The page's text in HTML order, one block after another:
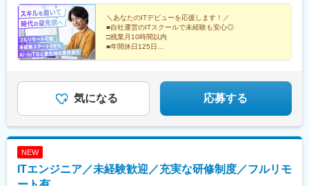
輪ゲートウェイ駅、北参道駅、春日駅(東京都)、立川駅、両国駅、
乃木坂駅、永田町駅、北品川駅、ゆめが丘駅、南太田駅、黄金町
駅、日本大通り駅、桜木町駅、三ツ沢下町駅、中津駅(地下鉄)、大
阪難波駅、玉造駅、西梅田駅、三宮駅(神戸新交通)、なにわ橋駅、
大阪城北詰駅、中之島駅、関目成育駅、千里中央駅(大阪モノレー
町駅、小台駅、東新宿駅、虎ノ門駅、八丁堀駅(東京都)、日ノ出町
駅、東海神駅、銀座一丁目駅、六本木一丁目駅、茗荷谷駅、市川
真間駅、馬喰町駅、内幸町駅、新宿西口駅、初台駅、竹橋駅、大
塚駅(東京都)、星川駅、稲荷町駅(東京都)、東池袋四丁目駅、信濃
町駅、泉岳寺駅、国立競技場駅、後楽園駅、立川南駅、蔵前駅、
(阪神線)、北浜駅(大阪府)、大阪城公園駅、関目駅、西灘駅
には一律支給の住宅手当2万円を含みます。※残業代は全額支給※
試用期間6カ月あり（期間中は月給23万円以上で、その他の待遇
に変更なし）☆経験がある方は、現職・前職給与を考慮して月給
を決定します。☆明確な評価制度あるため、個人の頑張りに応じ
て評価します。【年収例】年収600万円（未経験入社4年）年収
＼あなたのITデビューを応援します！／
■自社運営のITスクールで未経験も安心◎
□残業月10時間以内
■年間休日125日
■ゆくゆくは年収600万円も目指せる
気になる 応募する
NEW
ITエンジニア／未経験歓迎／充実な研修制度／フルリモ